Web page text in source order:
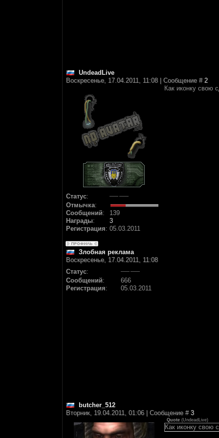
UndeadLive
Воскресенье, 17.04.2011, 11:08 | Сообщение # 2
Статус:
Отмычка:
Сообщений:
139
Награды:
3
Регистрация: 05.03.2011
Как иконку свою
Злобная реклама
Воскресенье, 17.04.2011, 11:08
Статус:
Сообщений:
666
Регистрация: 05.03.2011
butcher_512
Вторник, 19.04.2011, 01:06 | Сообщение # 3
Quote (UndeadLive)
Как иконку свою